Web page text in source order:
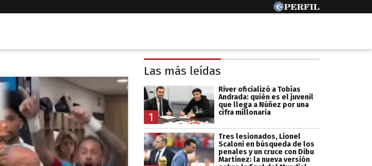
Las más leídas
1
River oficializó a Tobías
Andrada: quién es el juvenil
que llega a Núñez por una
cifra millonaria
Tres lesionados, Lionel
Scaloni en búsqueda de los
penales y un cruce con Dibu
Martínez: la nueva versión